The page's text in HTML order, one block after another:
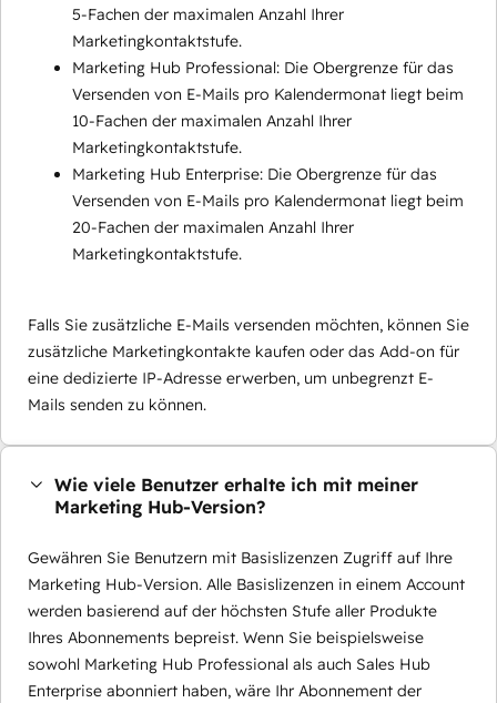
5-Fachen der maximalen Anzahl Ihrer
Marketingkontaktstufe.
Marketing Hub Professional: Die Obergrenze für das
Versenden von E-Mails pro Kalendermonat liegt beim
10-Fachen der maximalen Anzahl Ihrer
Marketingkontaktstufe.
Marketing Hub Enterprise: Die Obergrenze für das
Versenden von E-Mails pro Kalendermonat liegt beim
20-Fachen der maximalen Anzahl Ihrer
Marketingkontaktstufe.
Falls Sie zusätzliche E-Mails versenden möchten, können Sie
zusätzliche Marketingkontakte kaufen oder das Add-on für
eine dedizierte IP-Adresse erwerben, um unbegrenzt E-
Mails senden zu können.
Wie viele Benutzer erhalte ich mit meiner
Marketing Hub-Version?
Gewähren Sie Benutzern mit Basislizenzen Zugriff auf Ihre
Marketing Hub-Version. Alle Basislizenzen in einem Account
werden basierend auf der höchsten Stufe aller Produkte
Ihres Abonnements bepreist. Wenn Sie beispielsweise
sowohl Marketing Hub Professional als auch Sales Hub
Enterprise abonniert haben, wäre Ihr Abonnement der